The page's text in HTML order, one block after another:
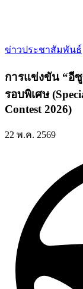
ข่าวประชาสัมพันธ์
การแข่งขัน “อี
รอบพิเศษ
Contest 2026)
22 พ.ค. 2569